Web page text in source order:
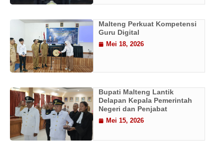
Malteng Perkuat Kompetensi
Guru Digital
Mei 18, 2026
Bupati Malteng Lantik
Delapan Kepala Pemerintah
Negeri dan Penjabat
Mei 15, 2026